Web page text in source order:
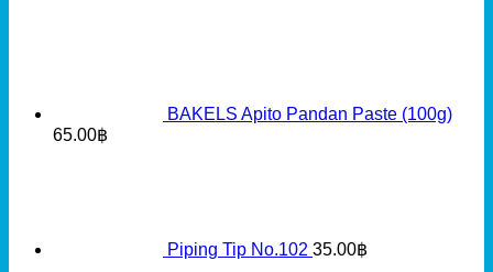
BAKELS Apito Pandan Paste (100g)
65.00฿
Piping Tip No.102 35.00฿